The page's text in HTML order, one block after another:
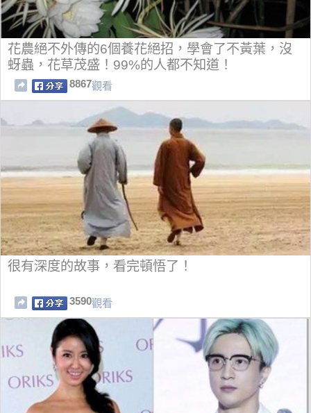
花農絕不外傳的6個養花絕招，學會了不黃葉，沒
蚜蟲，花草茂盛！99%的人都不知道！
8867觀看
很有深度的故事，看完頓悟了！
3590觀看